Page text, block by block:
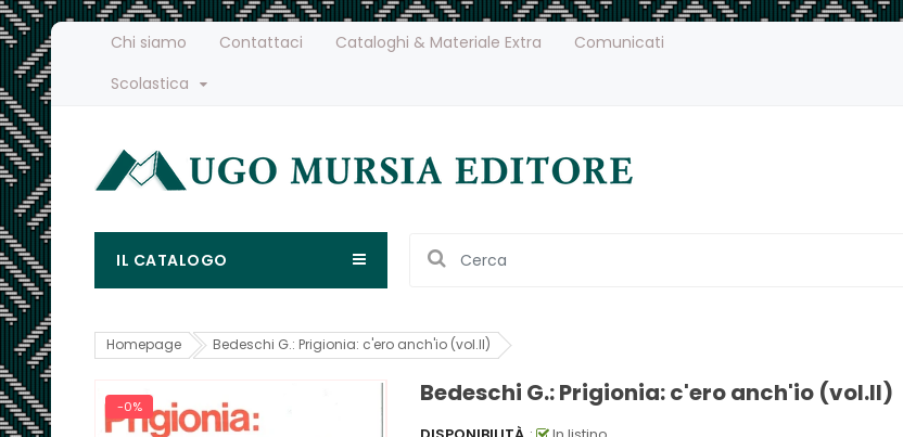
Chi siamo Contattaci Cataloghi & Materiale Extra
Comunicati
Scolastica
IL CATALOGO
Homepage Bedeschi G.: Prigionia: c'ero anch'io (vol.II)
-0% Bedeschi G.: Prigionia: c'ero anch'io (vol.II)